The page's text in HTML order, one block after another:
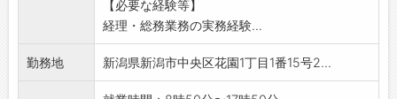
〇来客、電話対応
変更範囲:会社の定める業務
【必要な経験等】
経理・総務業務の実務経験...
勤務地 新潟県新潟市中央区花園1丁目1番15号2...